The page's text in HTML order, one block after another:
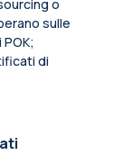
o
sulle
di